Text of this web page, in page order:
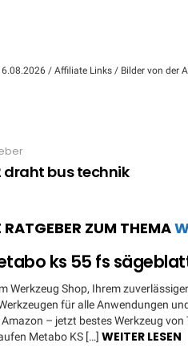
/ Affiliate Links / Bilder von der
draht bus technik
RATGEBER ZUM THEMA
ks 55 fs
Werkzeug Shop, Ihrem
für alle Anwendungen
– jetzt bestes Werkzeug
Metabo KS […] WEITER LESEN